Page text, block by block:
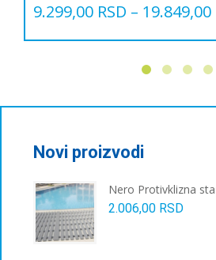
9.299,00 RSD – 19.849,00
бити
изабране
на
страници
производа.
Novi proizvodi
Nero Protivklizna
2.006,00 RSD